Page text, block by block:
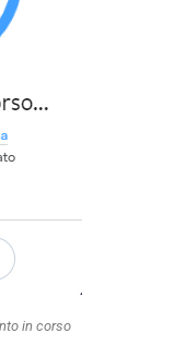
in corso